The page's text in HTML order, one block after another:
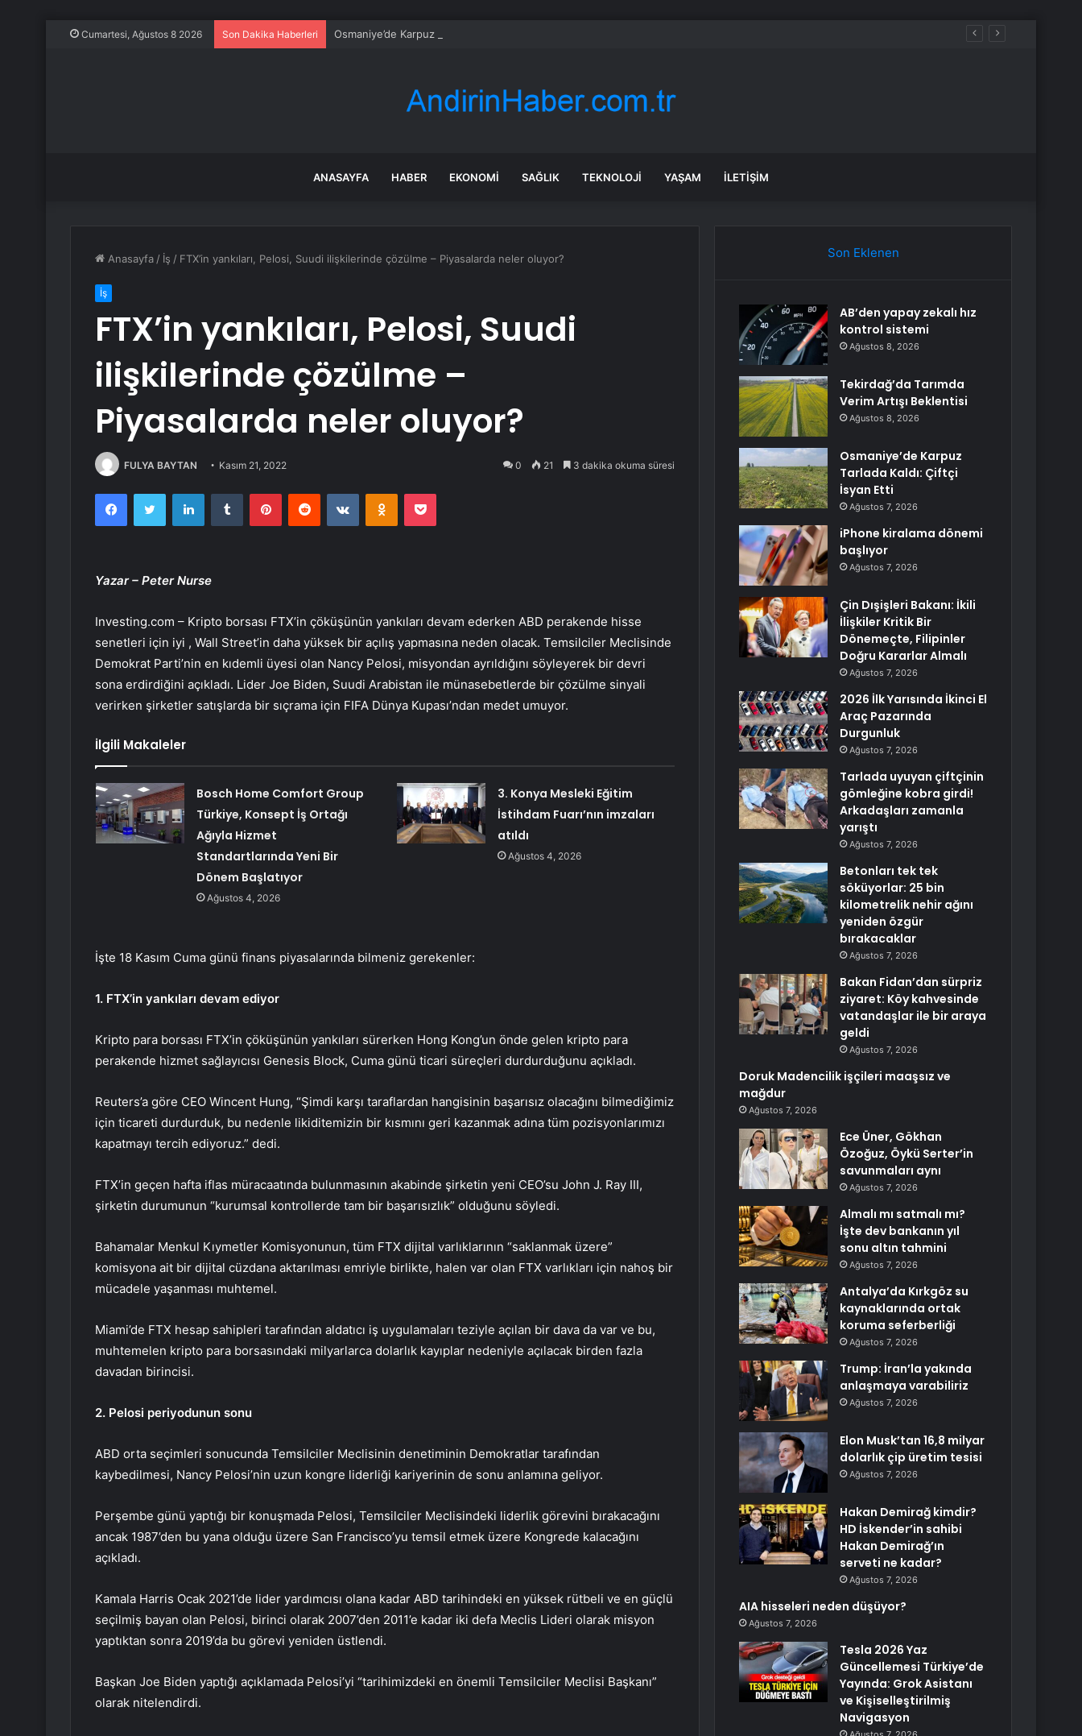
Cumartesi, Ağustos 8 2026 Son Dakika Haberleri Osmaniye’de Karpuz Tarlada Kaldı: Çiftçi İsyan Etti
ANASAYFA HABER EKONOMI SAĞLIK TEKNOLOJI YAŞAM İLETIŞIM
Anasayfa / İş / FTX’in yankıları, Pelosi, Suudi ilişkilerinde çözülme – Piyasalarda neler oluyor?
İş
FTX’in yankıları, Pelosi, Suudi
ilişkilerinde çözülme –
Piyasalarda neler oluyor?
FULYA BAYTAN Kasım 21, 2022 0 21 3 dakika okuma süresi
FacebookTwitter LinkedInTumblr PinterestReddit VKontakteOdnoklassniki
Pocket
Yazar – Peter Nurse
Investing.com – Kripto borsası FTX’in çöküşünün yankıları devam ederken ABD perakende hisse
senetleri için iyi , Wall Street’in daha yüksek bir açılış yapmasına neden olacak. Temsilciler Meclisinde
Demokrat Parti’nin en kıdemli üyesi olan Nancy Pelosi, misyondan ayrıldığını söyleyerek bir devri
sona erdirdiğini açıkladı. Lider Joe Biden, Suudi Arabistan ile münasebetlerde bir çözülme sinyali
verirken şirketler satışlarda bir sıçrama için FIFA Dünya Kupası’ndan medet umuyor.
İlgili Makaleler
Bosch Home Comfort Group
Türkiye, Konsept İş Ortağı
Ağıyla Hizmet
Standartlarında Yeni Bir
Dönem Başlatıyor
Ağustos 4, 2026
3. Konya Mesleki Eğitim
İstihdam Fuarı’nın imzaları
atıldı
Ağustos 4, 2026
İşte 18 Kasım Cuma günü finans piyasalarında bilmeniz gerekenler:
1. FTX’in yankıları devam ediyor
Kripto para borsası FTX’in çöküşünün yankıları sürerken Hong Kong’un önde gelen kripto para
perakende hizmet sağlayıcısı Genesis Block, Cuma günü ticari süreçleri durdurduğunu açıkladı.
Reuters’a göre CEO Wincent Hung, “Şimdi karşı taraflardan hangisinin başarısız olacağını bilmediğimiz
için ticareti durdurduk, bu nedenle likiditemizin bir kısmını geri kazanmak adına tüm pozisyonlarımızı
kapatmayı tercih ediyoruz.” dedi.
FTX’in geçen hafta iflas müracaatında bulunmasının akabinde şirketin yeni CEO’su John J. Ray III,
şirketin durumunun “kurumsal kontrollerde tam bir başarısızlık” olduğunu söyledi.
Bahamalar Menkul Kıymetler Komisyonunun, tüm FTX dijital varlıklarının “saklanmak üzere”
komisyona ait bir dijital cüzdana aktarılması emriyle birlikte, halen var olan FTX varlıkları için nahoş bir
mücadele yaşanması muhtemel.
Miami’de FTX hesap sahipleri tarafından aldatıcı iş uygulamaları teziyle açılan bir dava da var ve bu,
muhtemelen kripto para borsasındaki milyarlarca dolarlık kayıplar nedeniyle açılacak birden fazla
davadan birincisi.
2. Pelosi periyodunun sonu
ABD orta seçimleri sonucunda Temsilciler Meclisinin denetiminin Demokratlar tarafından
kaybedilmesi, Nancy Pelosi’nin uzun kongre liderliği kariyerinin de sonu anlamına geliyor.
Perşembe günü yaptığı bir konuşmada Pelosi, Temsilciler Meclisindeki liderlik görevini bırakacağını
ancak 1987’den bu yana olduğu üzere San Francisco’yu temsil etmek üzere Kongrede kalacağını
açıkladı.
Kamala Harris Ocak 2021’de lider yardımcısı olana kadar ABD tarihindeki en yüksek rütbeli ve en güçlü
seçilmiş bayan olan Pelosi, birinci olarak 2007’den 2011’e kadar iki defa Meclis Lideri olarak misyon
yaptıktan sonra 2019’da bu görevi yeniden üstlendi.
Başkan Joe Biden yaptığı açıklamada Pelosi’yi “tarihimizdeki en önemli Temsilciler Meclisi Başkanı”
olarak nitelendirdi.
Son Eklenen
AB’den yapay zekalı hız
kontrol sistemi
Ağustos 8, 2026
Tekirdağ’da Tarımda
Verim Artışı Beklentisi
Ağustos 8, 2026
Osmaniye’de Karpuz
Tarlada Kaldı: Çiftçi
İsyan Etti
Ağustos 7, 2026
iPhone kiralama dönemi
başlıyor
Ağustos 7, 2026
Çin Dışişleri Bakanı: İkili
İlişkiler Kritik Bir
Dönemeçte, Filipinler
Doğru Kararlar Almalı
Ağustos 7, 2026
2026 İlk Yarısında İkinci El
Araç Pazarında
Durgunluk
Ağustos 7, 2026
Tarlada uyuyan çiftçinin
gömleğine kobra girdi!
Arkadaşları zamanla
yarıştı
Ağustos 7, 2026
Betonları tek tek
söküyorlar: 25 bin
kilometrelik nehir ağını
yeniden özgür
bırakacaklar
Ağustos 7, 2026
Bakan Fidan’dan sürpriz
ziyaret: Köy kahvesinde
vatandaşlar ile bir araya
geldi
Ağustos 7, 2026
Doruk Madencilik işçileri maaşsız ve
mağdur
Ağustos 7, 2026
Ece Üner, Gökhan
Özoğuz, Öykü Serter’in
savunmaları aynı
Ağustos 7, 2026
Almalı mı satmalı mı?
İşte dev bankanın yıl
sonu altın tahmini
Ağustos 7, 2026
Antalya’da Kırkgöz su
kaynaklarında ortak
koruma seferberliği
Ağustos 7, 2026
Trump: İran’la yakında
anlaşmaya varabiliriz
Ağustos 7, 2026
Elon Musk’tan 16,8 milyar
dolarlık çip üretim tesisi
Ağustos 7, 2026
Hakan Demirağ kimdir?
HD İskender’in sahibi
Hakan Demirağ’ın
serveti ne kadar?
Ağustos 7, 2026
AIA hisseleri neden düşüyor?
Ağustos 7, 2026
Tesla 2026 Yaz
Güncellemesi Türkiye’de
Yayında: Grok Asistanı
ve Kişiselleştirilmiş
Navigasyon